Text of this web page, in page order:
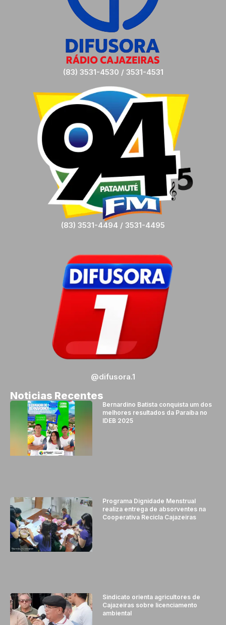
(83) 3531-4530 / 3531-4531
(83) 3531-4494 / 3531-4495
@difusora.1
Noticias Recentes
Bernardino Batista conquista um dos
melhores resultados da Paraíba no
IDEB 2025
Programa Dignidade Menstrual
realiza entrega de absorventes na
Cooperativa Recicla Cajazeiras
Sindicato orienta agricultores de
Cajazeiras sobre licenciamento
ambiental